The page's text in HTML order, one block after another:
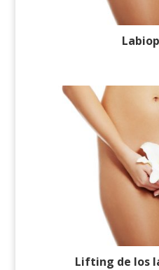
Lifting de los